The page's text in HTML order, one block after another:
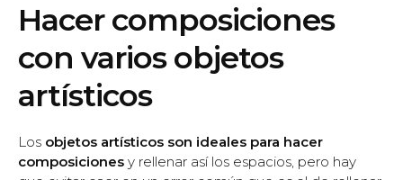
Hacer composiciones
con varios objetos
artísticos
Los objetos artísticos son ideales para hacer
composiciones y rellenar así los espacios, pero hay